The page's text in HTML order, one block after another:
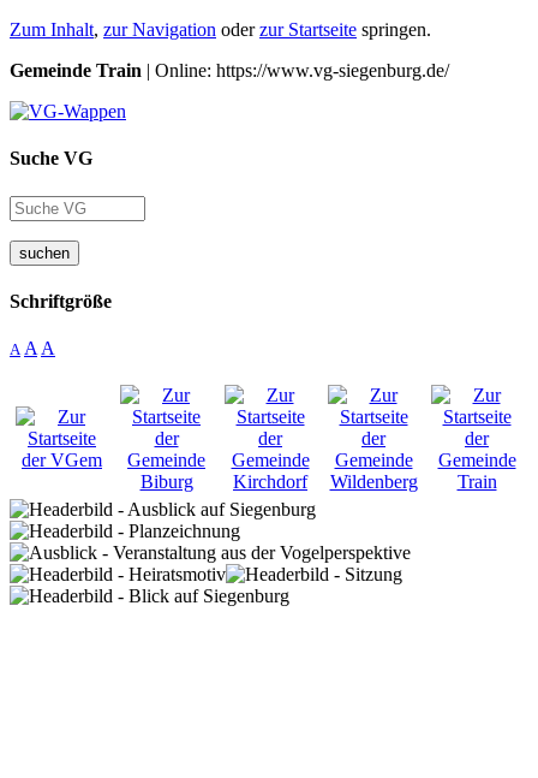
Zum Inhalt, zur Navigation oderzur Startseite springen.
Gemeinde Train | Online: https://www.vg-siegenburg.de/
Suche VG
suchen
Schriftgröße
A A A